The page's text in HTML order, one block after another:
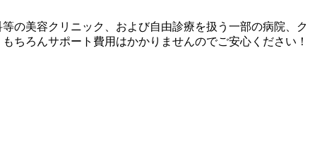
の美容クリニック、および自由診療を扱う一部の病院、
ちろんサポート費用はかかりませんのでご安心ください！